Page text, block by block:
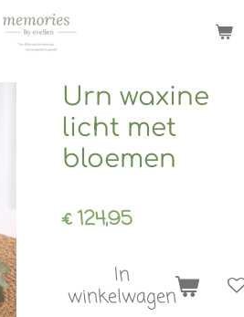
Urn waxine
licht met
bloemen
€ 124,95
In
winkelwagen